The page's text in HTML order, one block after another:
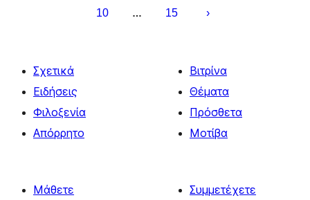
10 … 15
Σχετικά
Ειδήσεις
Φιλοξενία
Απόρρητο
Βιτρίνα
Θέματα
Πρόσθετα
Μοτίβα
Μάθετε
Συμμετέχετε